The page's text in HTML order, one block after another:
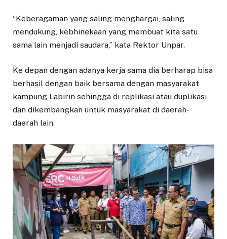
“Keberagaman yang saling menghargai, saling
mendukung, kebhinekaan yang membuat kita satu
sama lain menjadi saudara,” kata Rektor Unpar.
Ke depan dengan adanya kerja sama dia berharap bisa
berhasil dengan baik bersama dengan masyarakat
kampung Labirin sehingga di replikasi atau duplikasi
dan dikembangkan untuk masyarakat di daerah-
daerah lain.